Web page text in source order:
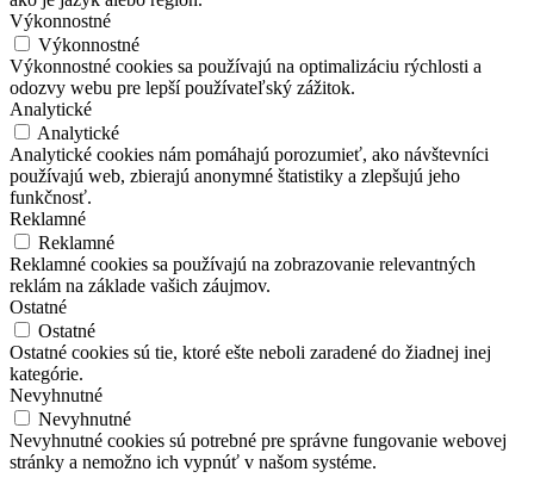
Výkonnostné
Výkonnostné
Výkonnostné cookies sa používajú na optimalizáciu rýchlosti a
odozvy webu pre lepší používateľský zážitok.
Analytické
Analytické
Analytické cookies nám pomáhajú porozumieť, ako návštevníci
používajú web, zbierajú anonymné štatistiky a zlepšujú jeho
funkčnosť.
Reklamné
Reklamné
Reklamné cookies sa používajú na zobrazovanie relevantných
reklám na základe vašich záujmov.
Ostatné
Ostatné
Ostatné cookies sú tie, ktoré ešte neboli zaradené do žiadnej inej
kategórie.
Nevyhnutné
Nevyhnutné
Nevyhnutné cookies sú potrebné pre správne fungovanie webovej
stránky a nemožno ich vypnúť v našom systéme.